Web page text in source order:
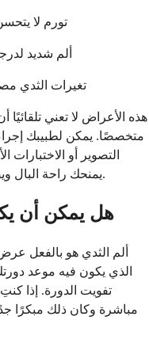
• تورم لا
• ألم شديد
• تغيرات الثدي
هذه الأعراض لا تعني
متخصصًا. يمكن لطبيبك
التصوير أو
يمنحك راحة البال ويضمن اكتشاف أي مشاكل في وقت مبكر.
هل يمكن أن
ألم الثدي هو بالفعل
الذي يكون فيه موعد
تفويت الدورة. إذا
مباشرة وكان ذلك مبكرًا